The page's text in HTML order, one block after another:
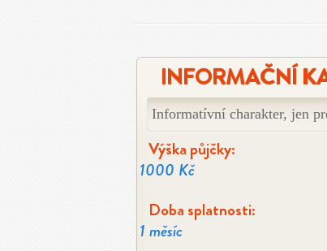
INFORMAČNÍ
Informatívní charakter, jen
Výška půjčky:
1000 Kč
Doba splatnosti:
1 měsíc